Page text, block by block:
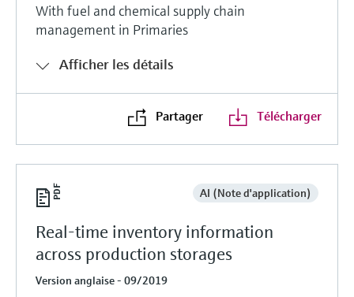
With fuel and chemical supply chain
management in Primaries
Afficher les détails
Partager Télécharger
AI (Note d'application)
Real-time inventory information
across production storages
Version anglaise - 09/2019